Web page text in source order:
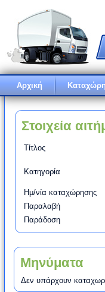
Αρχική
Στοιχεία
Τίτλος
Κατηγορία
Ημ/νία καταχώρησης
Παραλαβή
Παράδοση
Μηνύματα
Δεν υπάρχουν